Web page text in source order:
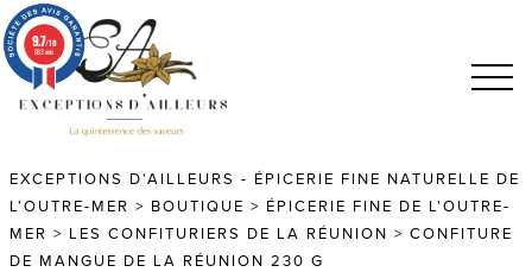
EXCEPTIONS D'AILLEURS - ÉPICERIE FINE NATURELLE DE
L'OUTRE-MER > BOUTIQUE > ÉPICERIE FINE DE L'OUTRE-
MER > LES CONFITURIERS DE LA RÉUNION > CONFITURE
DE MANGUE DE LA RÉUNION 230 G
9.7/10
683 avis